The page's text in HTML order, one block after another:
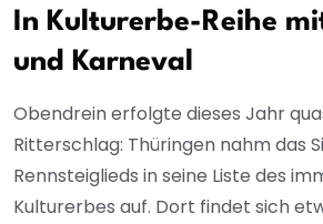
In Kulturerbe-Reihe
und Karneval
Obendrein erfolgte dieses Jahr
Ritterschlag: Thüringen nahm das
Rennsteiglieds in seine Liste des
Kulturerbes auf. Dort findet sich